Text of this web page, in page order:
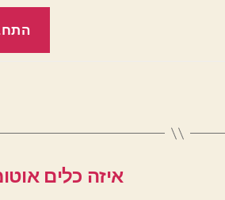
איזה כלים